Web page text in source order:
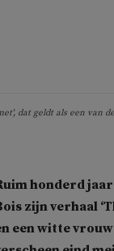
dat geldt als een
honderd
zijn verhaal
een witte